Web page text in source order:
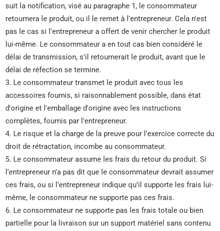
suit la notification, visé au paragraphe 1, le consommateur
retournera le produit, ou il le remet à l'entrepreneur. Cela n'est
pas le cas si l'entrepreneur a offert de venir chercher le produit
lui-même. Le consommateur a en tout cas bien considéré le
délai de transmission, s'il retournerait le produit, avant que le
délai de réfection se termine.
3. Le consommateur transmet le produit avec tous les
accessoires fournis, si raisonnablement possible, dans état
d'origine et l'emballage d'origine avec les instructions
complètes, fournis par l'entrepreneur.
4. Le risque et la charge de la preuve pour l'exercice correcte du
droit de rétractation, incombe au consommateur.
5. Le consommateur assume les frais du retour du produit. Si
l’entrepreneur n’a pas dit que le consommateur devrait assumer
ces frais, ou si l’entrepreneur indique qu’il supporte les frais lui-
même, le consommateur ne supporte pas ces frais.
6. Le consommateur ne supporte pas les frais totale ou bien
partielle pour la livraison sur un support matériel sans contenu